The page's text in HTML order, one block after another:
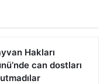
Hakları
can dostları